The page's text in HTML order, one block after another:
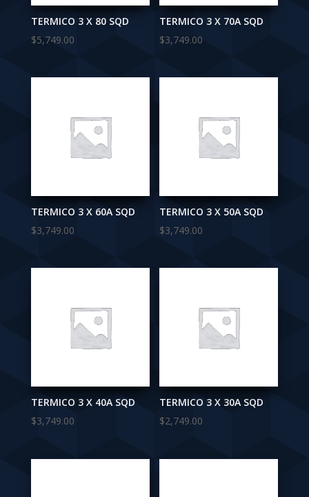
TERMICO 3 X 80 SQD
$5,749.00
TERMICO 3 X 70A SQD
$3,749.00
TERMICO 3 X 60A SQD
$3,749.00
TERMICO 3 X 50A SQD
$3,749.00
TERMICO 3 X 40A SQD
$3,749.00
TERMICO 3 X 30A SQD
$2,749.00